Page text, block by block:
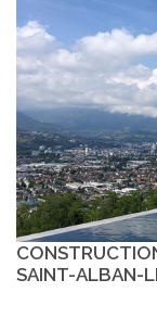
SAINT-ALBAN-